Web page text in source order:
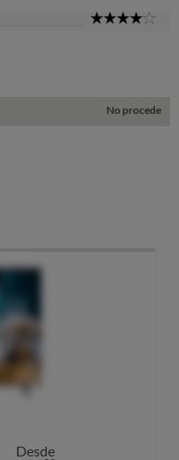
No procede
Desde